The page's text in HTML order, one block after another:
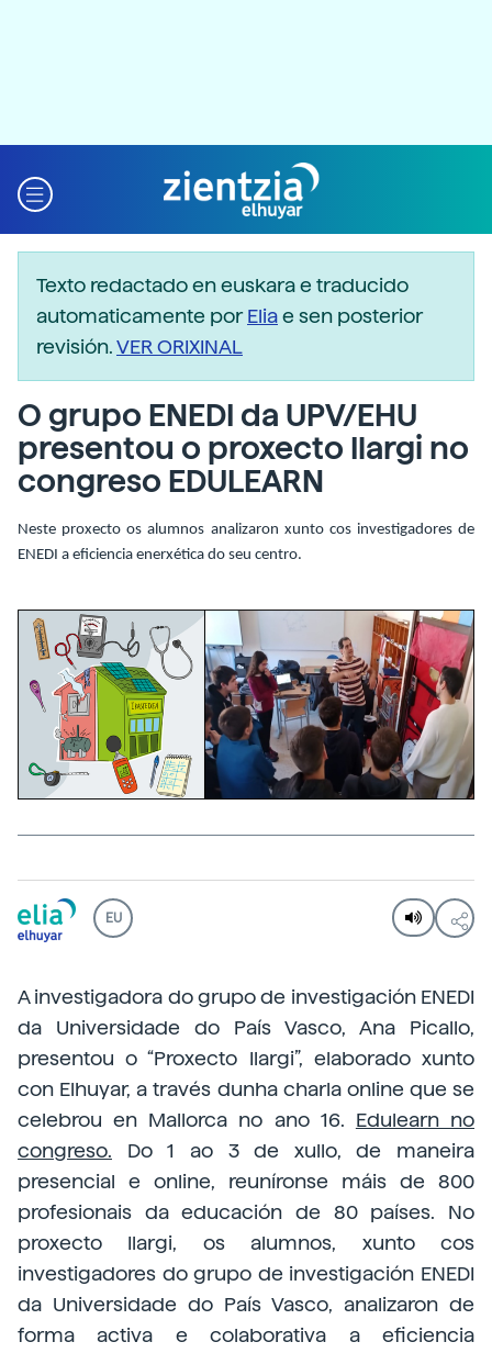
Texto redactado en euskara e traducido
automaticamente porEliae sen posterior
revisión.VER ORIXINAL
O grupo ENEDI da UPV/EHU
presentou o proxecto Ilargi no
congreso EDULEARN
Neste proxecto os alumnos analizaron xunto cos investigadores de
ENEDI a eficiencia enerxética do seu centro.
EU
A investigadora do grupo de investigación ENEDI
da Universidade do País Vasco, Ana Picallo,
presentou o “Proxecto Ilargi”, elaborado xunto
con Elhuyar, a través dunha charla online que se
celebrou en Mallorca no ano 16. Edulearn no
congreso. Do 1 ao 3 de xullo, de maneira
presencial e online, reuníronse máis de 800
profesionais da educación de 80 países. No
proxecto Ilargi, os alumnos, xunto cos
investigadores do grupo de investigación ENEDI
da Universidade do País Vasco, analizaron de
forma activa e colaborativa a eficiencia